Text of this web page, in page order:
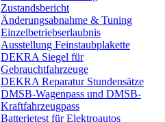
Zustandsbericht
Änderungsabnahme & Tuning
Einzelbetriebserlaubnis
Ausstellung Feinstaubplakette
DEKRA Siegel für
Gebrauchtfahrzeuge
DEKRA Reparatur Stundensätze
DMSB-Wagenpass und DMSB-
Kraftfahrzeugpass
Batterietest für Elektroautos